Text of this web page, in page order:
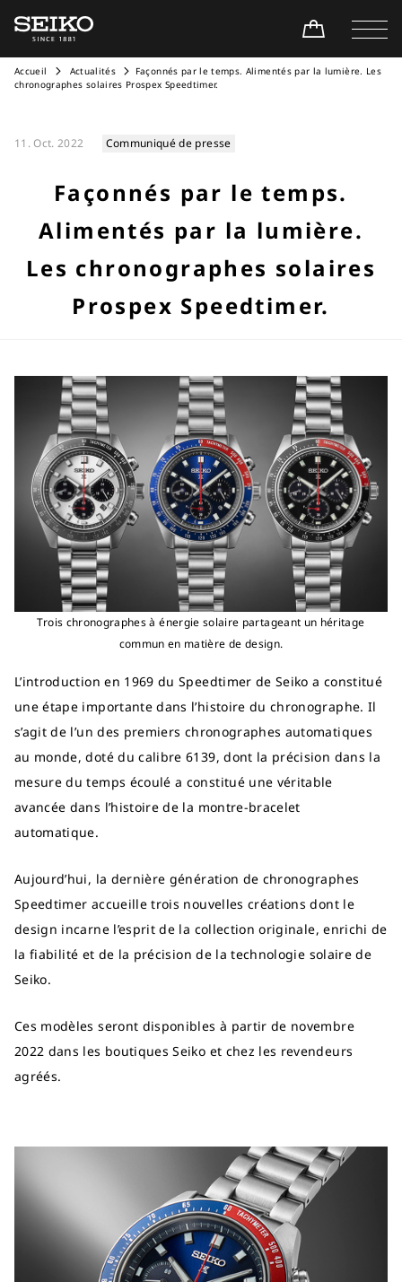
Accueil Actualités
Façonnés par le temps. Alimentés par la lumière. Les
chronographes solaires Prospex Speedtimer.
11. Oct. 2022 Communiqué de presse
Façonnés par le temps.
Alimentés par la lumière.
Les chronographes solaires
Prospex Speedtimer.
Trois chronographes à énergie solaire partageant un héritage
commun en matière de design.
L’introduction en 1969 du Speedtimer de Seiko a constitué
une étape importante dans l’histoire du chronographe. Il
s’agit de l’un des premiers chronographes automatiques
au monde, doté du calibre 6139, dont la précision dans la
mesure du temps écoulé a constitué une véritable
avancée dans l’histoire de la montre-bracelet
automatique.
Aujourd’hui, la dernière génération de chronographes
Speedtimer accueille trois nouvelles créations dont le
design incarne l’esprit de la collection originale, enrichi de
la fiabilité et de la précision de la technologie solaire de
Seiko.
Ces modèles seront disponibles à partir de novembre
2022 dans les boutiques Seiko et chez les revendeurs
agréés.